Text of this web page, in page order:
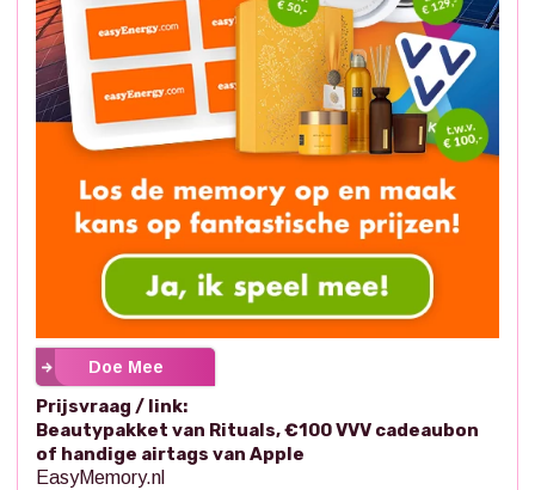
Doe Mee
Prijsvraag / link:
Beautypakket van Rituals, €100 VVV cadeaubon
of handige airtags van Apple
EasyMemory.nl